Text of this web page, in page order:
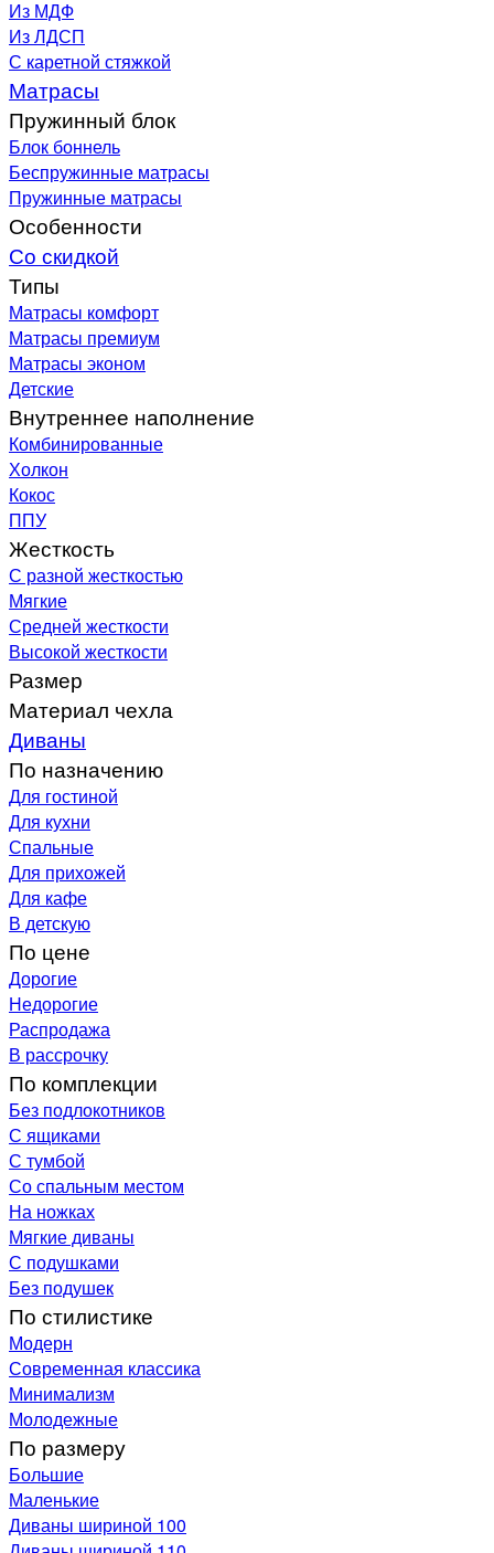
Из МДФ
Из ЛДСП
С каретной стяжкой
Матрасы
Пружинный блок
Блок боннель
Беспружинные матрасы
Пружинные матрасы
Особенности
Со скидкой
Типы
Матрасы комфорт
Матрасы премиум
Матрасы эконом
Детские
Внутреннее наполнение
Комбинированные
Холкон
Кокос
ППУ
Жесткость
С разной жесткостью
Мягкие
Средней жесткости
Высокой жесткости
Размер
Материал чехла
Диваны
По назначению
Для гостиной
Для кухни
Спальные
Для прихожей
Для кафе
В детскую
По цене
Дорогие
Недорогие
Распродажа
В рассрочку
По комплекции
Без подлокотников
С ящиками
С тумбой
Со спальным местом
На ножках
Мягкие диваны
С подушками
Без подушек
По стилистике
Модерн
Современная классика
Минимализм
Молодежные
По размеру
Большие
Маленькие
Диваны шириной 100